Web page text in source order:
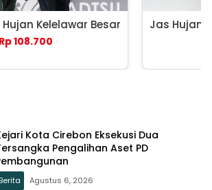
Hujan Kelelawar Besar
Rp 108.700
Jas Hujan
Kota Cirebon Eksekusi Dua
Pengalihan Aset PD
Berita Agustus 6, 2026